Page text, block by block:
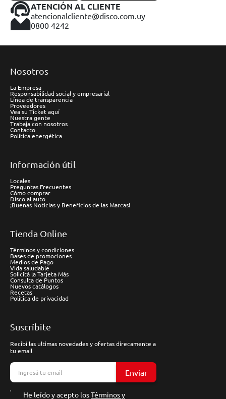
ATENCIÓN AL CLIENTE
atencionalcliente@disco.com.uy
0800 4242
Nosotros
La Empresa
Responsabilidad social y empresarial
Línea de transparencia
Proveedores
Vea su Ticket aquí
Nuestra gente
Trabaja con nosotros
Contacto
Política energética
Información útil
Locales
Preguntas Frecuentes
Cómo comprar
Disco al auto
¡Buenas Noticias y Beneficios de las Marcas!
Tienda Online
Términos y condiciones
Bases de promociones
Medios de Pago
Vida saludable
Solicitá la Tarjeta Más
Consulta de Puntos
Nuevos catálogos
Recetas
Política de privacidad
Suscríbite
Recibí las ultimas novedades y ofertas direcamente a
tu email
Enviar
He leído y acepto losTérminos y